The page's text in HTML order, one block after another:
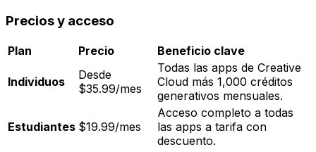
Precios y acceso
Plan Precio Beneficio clave
Individuos
Desde
$35.99/mes
Todas las apps de Creative
Cloud más 1,000 créditos
generativos mensuales.
Estudiantes $19.99/mes
Acceso completo a todas
las apps a tarifa con
descuento.